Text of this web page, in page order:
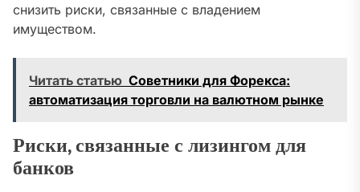
снизить риски, связанные с владением
имуществом.
Читать статью Советники для Форекса:
автоматизация торговли на валютном рынке
Риски, связанные с лизингом для
банков